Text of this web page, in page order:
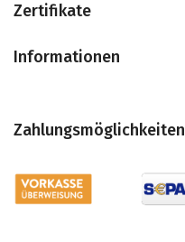
Zertifikate
Informationen
Zahlungsmöglichkeiten